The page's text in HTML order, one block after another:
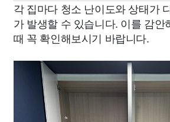
각 집마다 청소 난이도와 상태가
가 발생할 수 있습니다. 이를 감안
때 꼭 확인해보시기 바랍니다.